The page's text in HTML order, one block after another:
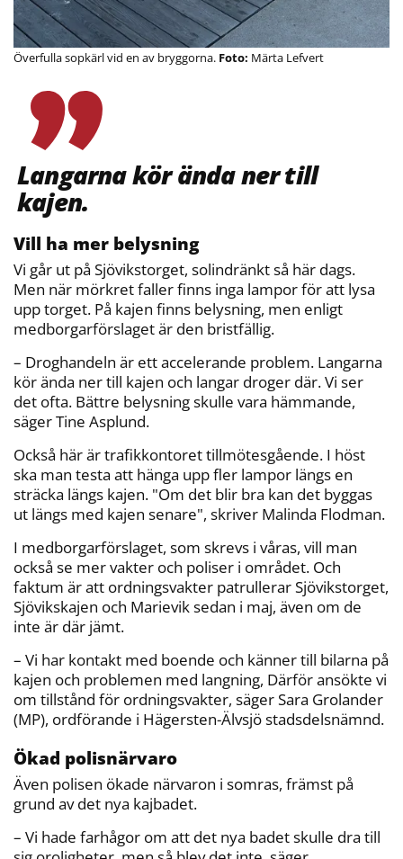
Överfulla sopkärl vid en av bryggorna. Märta Lefvert
Langarna kör ända ner till
kajen.
Vill ha mer belysning
Vi går ut på Sjövikstorget, solindränkt så här dags.
Men när mörkret faller finns inga lampor för att lysa
upp torget. På kajen finns belysning, men enligt
medborgarförslaget är den bristfällig.
– Droghandeln är ett accelerande problem. Langarna
kör ända ner till kajen och langar droger där. Vi ser
det ofta. Bättre belysning skulle vara hämmande,
säger Tine Asplund.
Också här är trafikkontoret tillmötesgående. I höst
ska man testa att hänga upp fler lampor längs en
sträcka längs kajen. "Om det blir bra kan det byggas
ut längs med kajen senare", skriver Malinda Flodman.
I medborgarförslaget, som skrevs i våras, vill man
också se mer vakter och poliser i området. Och
faktum är att ordningsvakter patrullerar Sjövikstorget,
Sjövikskajen och Marievik sedan i maj, även om de
inte är där jämt.
– Vi har kontakt med boende och känner till bilarna på
kajen och problemen med langning, Därför ansökte vi
om tillstånd för ordningsvakter, säger Sara Grolander
(MP), ordförande i Hägersten-Älvsjö stadsdelsnämnd.
Ökad polisnärvaro
Även polisen ökade närvaron i somras, främst på
grund av det nya kajbadet.
– Vi hade farhågor om att det nya badet skulle dra till